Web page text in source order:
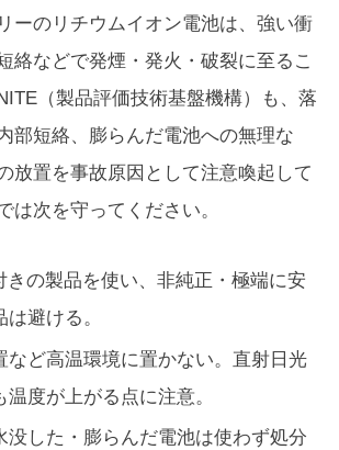
ーのリチウムイオン電池は、強い衝
絡などで発煙・発火・破裂に至るこ
（製品評価技術基盤機構）も、落
部短絡、膨らんだ電池への無理な
放置を事故原因として注意喚起して
は次を守ってください。
きの製品を使い、非純正・極端に安
避ける。
など高温環境に置かない。直射日光
度が上がる点に注意。
没した・膨らんだ電池は使わず処分